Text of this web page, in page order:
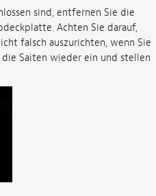
sind, entfernen Sie die
Achten Sie darauf,
falsch auszurichten, wenn Sie
Saiten wieder ein und stellen